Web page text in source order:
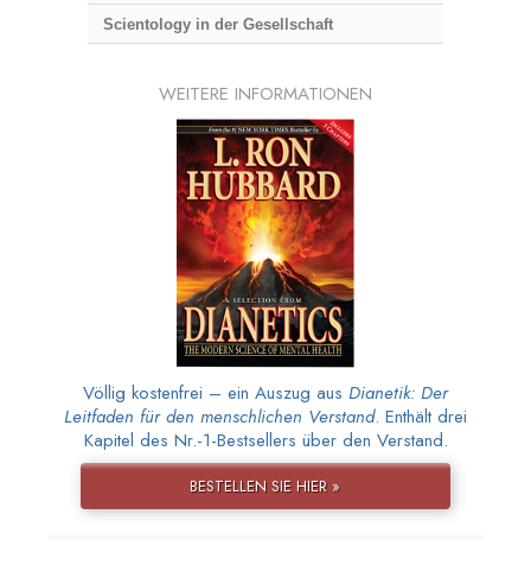
Scientology in der Gesellschaft
WEITERE INFORMATIONEN
Völlig kostenfrei – ein Auszug aus Dianetik: Der
Leitfaden für den menschlichen Verstand. Enthält drei
Kapitel des Nr.-1-Bestsellers über den Verstand.
BESTELLEN SIE HIER »